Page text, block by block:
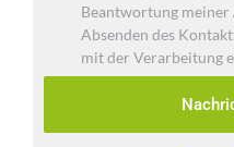
Beantwortung
Absenden des
mit der Verarbeitung